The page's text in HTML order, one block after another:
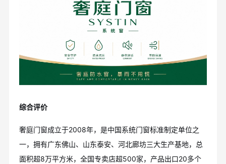
综合评价
奢庭门窗成立于2008年，是中国系统门窗标准制定单位之
一，拥有广东佛山、山东泰安、河北廊坊三大生产基地，总
面积超8万平方米，全国专卖店超500家，产品出口20多个